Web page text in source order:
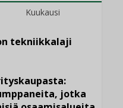
Kuukausi
tekniikkalaji
jotka